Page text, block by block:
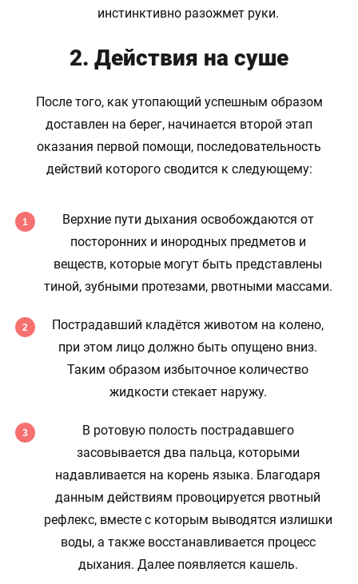
инстинктивно разожмет руки.
2. Действия на суше
После того, как утопающий успешным образом
доставлен на берег, начинается второй этап
оказания первой помощи, последовательность
действий которого сводится к следующему:
Верхние пути дыхания освобождаются от
посторонних и инородных предметов и
веществ, которые могут быть представлены
тиной, зубными протезами, рвотными массами.
Пострадавший кладётся животом на колено,
при этом лицо должно быть опущено вниз.
Таким образом избыточное количество
жидкости стекает наружу.
В ротовую полость пострадавшего
засовывается два пальца, которыми
надавливается на корень языка. Благодаря
данным действиям провоцируется рвотный
рефлекс, вместе с которым выводятся излишки
воды, а также восстанавливается процесс
дыхания. Далее появляется кашель.